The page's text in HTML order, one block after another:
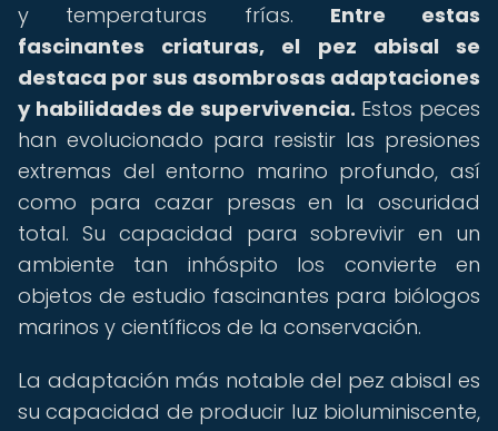
y temperaturas frías. Entre estas
fascinantes criaturas, el pez abisal se
destaca por sus asombrosas adaptaciones
y habilidades de supervivencia. Estos peces
han evolucionado para resistir las presiones
extremas del entorno marino profundo, así
como para cazar presas en la oscuridad
total. Su capacidad para sobrevivir en un
ambiente tan inhóspito los convierte en
objetos de estudio fascinantes para biólogos
marinos y científicos de la conservación.
La adaptación más notable del pez abisal es
su capacidad de producir luz bioluminiscente,